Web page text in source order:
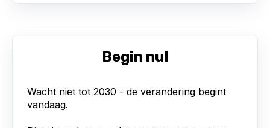
Begin nu!
Wacht niet tot 2030 - de verandering begint
vandaag.